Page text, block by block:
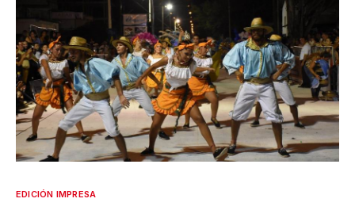
EDICIÓN IMPRESA